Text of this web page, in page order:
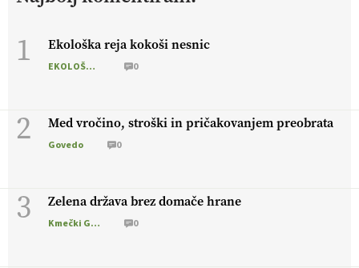
1 Ekološka reja kokoši nesnic
EKOLOŠKO LOGIČNO 0
2 Med vročino, stroški in pričakovanjem preobrata
Govedo 0
3 Zelena država brez domače hrane
Kmečki Glas 0